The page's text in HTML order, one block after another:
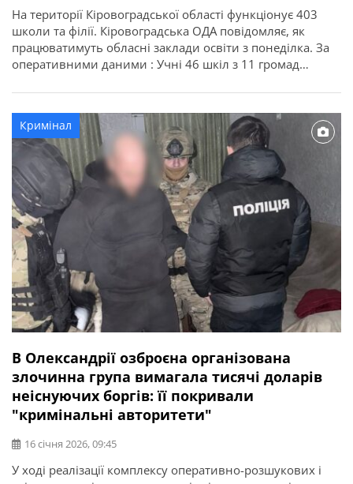
На території Кіровоградської області функціонує 403
школи та філії. Кіровоградська ОДА повідомляє, як
працюватимуть обласні заклади освіти з понеділка. За
оперативними даними : Учні 46 шкіл з 11 громад
школи Заваллівської, Надлацької, Глодоської,
Новомиргородської, Піщанобрідської, Пантаївської та
Суботцівської громад. Усі навчальні заклади
Олександрії працюватимуть за змішаною […]
Кримінал
В Олександрії озброєна організована
злочинна група вимагала тисячі доларів
неіснуючих боргів: її покривали
"кримінальні авторитети"
16 січня 2026, 09:45
У ході реалізації комплексу оперативно-розшукових і